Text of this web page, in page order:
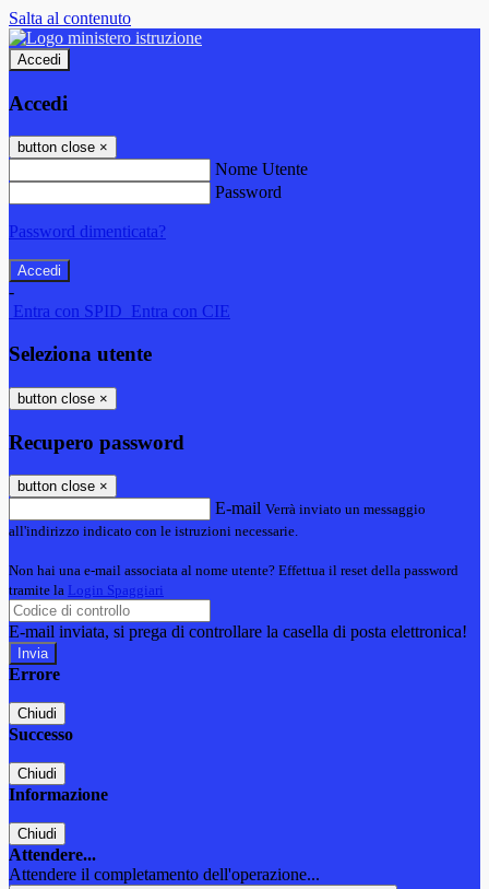
Salta al contenuto
Accedi
Accedi
button close ×
Nome Utente
Password
Password dimenticata?
-
Entra con SPID Entra con CIE
Seleziona utente
button close ×
Recupero password
button close ×
E-mail Verrà inviato un messaggio
all'indirizzo indicato con le istruzioni necessarie.
Non hai una e-mail associata al nome utente? Effettua il reset della password
tramite la Login Spaggiari
E-mail inviata, si prega di controllare la casella di posta elettronica!
Errore
Chiudi
Successo
Chiudi
Informazione
Chiudi
Attendere...
Attendere il completamento dell'operazione...